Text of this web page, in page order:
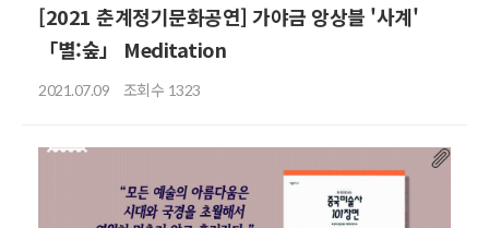
[2021 춘계정기문화공연] 가야금 앙상블 '사계'
「별:숲」 Meditation
2021.07.09 조회수 1323